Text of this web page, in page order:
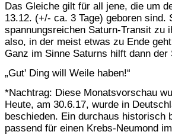
Das Gleiche gilt für all jene, die um
13.12. (+/- ca. 3 Tage) geboren sind.
spannungsreichen Saturn-Transit zu
also, in der meist etwas zu Ende
Ganz im Sinne Saturns hilft dann der
„Gut' Ding will Weile haben!“
*Nachtrag: Diese Monatsvorschau
Heute, am 30.6.17, wurde in
beschieden. Ein durchaus historisch
passend für einen Krebs-Neumond